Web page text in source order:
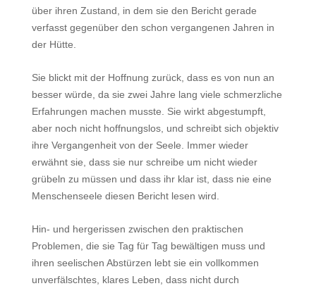
über ihren Zustand, in dem sie den Bericht gerade
verfasst gegenüber den schon vergangenen Jahren in
der Hütte.
Sie blickt mit der Hoffnung zurück, dass es von nun an
besser würde, da sie zwei Jahre lang viele schmerzliche
Erfahrungen machen musste. Sie wirkt abgestumpft,
aber noch nicht hoffnungslos, und schreibt sich objektiv
ihre Vergangenheit von der Seele. Immer wieder
erwähnt sie, dass sie nur schreibe um nicht wieder
grübeln zu müssen und dass ihr klar ist, dass nie eine
Menschenseele diesen Bericht lesen wird.
Hin- und hergerissen zwischen den praktischen
Problemen, die sie Tag für Tag bewältigen muss und
ihren seelischen Abstürzen lebt sie ein vollkommen
unverfälschtes, klares Leben, dass nicht durch